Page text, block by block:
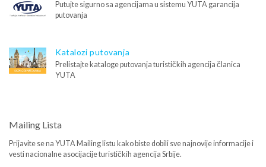
Putujte sigurno sa agencijama u sistemu YUTA garancija
putovanja
Katalozi putovanja
Prelistajte kataloge putovanja turističkih agencija članica
YUTA
Mailing Lista
Prijavite se na YUTA Mailing listu kako biste dobili sve najnovije informacije i
vesti nacionalne asocijacije turističkih agencija Srbije.